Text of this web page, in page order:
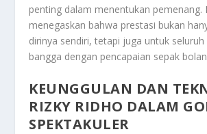
penting dalam menentukan pemenang.
menegaskan bahwa prestasi bukan
dirinya sendiri, tetapi juga untuk
bangga dengan pencapaian sepak
KEUNGGULAN DAN
RIZKY RIDHO DALAM
SPEKTAKULER